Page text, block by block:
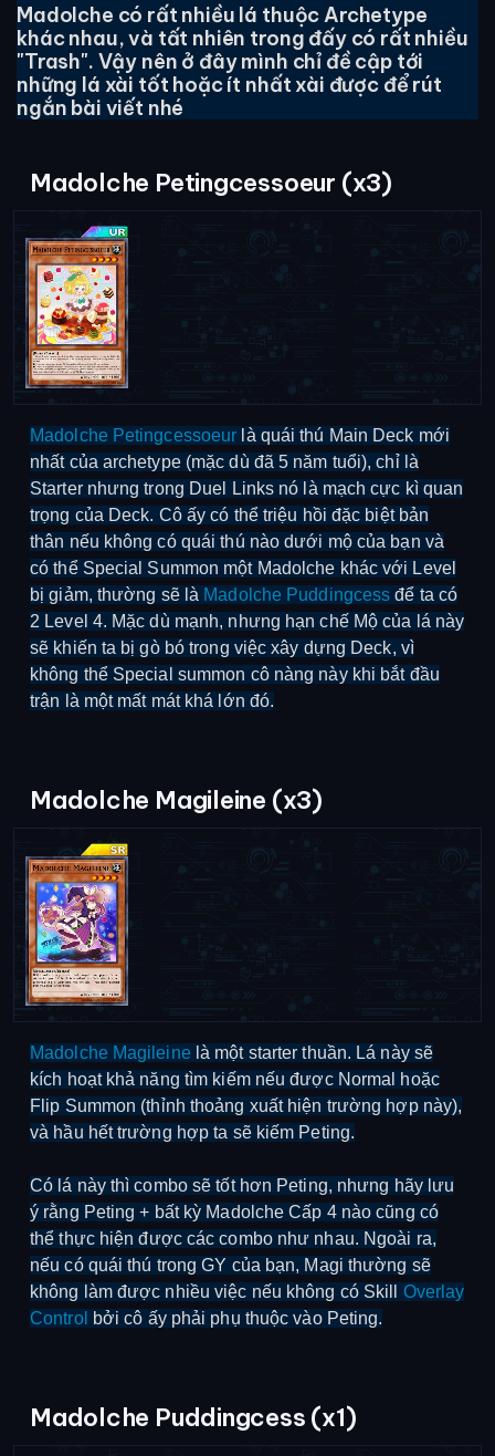
Madolche có rất nhiều lá thuộc Archetype
khác nhau, và tất nhiên trong đấy có rất nhiều
"Trash". Vậy nên ở đây mình chỉ đề cập tới
những lá xài tốt hoặc ít nhất xài được để rút
ngắn bài viết nhé
Madolche Petingcessoeur (x3)
Madolche Petingcessoeur là quái thú Main Deck mới
nhất của archetype (mặc dù đã 5 năm tuổi), chỉ là
Starter nhưng trong Duel Links nó là mạch cực kì quan
trọng của Deck. Cô ấy có thể triệu hồi đặc biệt bản
thân nếu không có quái thú nào dưới mộ của bạn và
có thể Special Summon một Madolche khác với Level
bị giảm, thường sẽ là Madolche Puddingcess để ta có
2 Level 4. Mặc dù mạnh, nhưng hạn chế Mộ của lá này
sẽ khiến ta bị gò bó trong việc xây dựng Deck, vì
không thể Special summon cô nàng này khi bắt đầu
trận là một mất mát khá lớn đó.
Madolche Magileine (x3)
Madolche Magileine là một starter thuần. Lá này sẽ
kích hoạt khả năng tìm kiếm nếu được Normal hoặc
Flip Summon (thỉnh thoảng xuất hiện trường hợp này),
và hầu hết trường hợp ta sẽ kiếm Peting.
Có lá này thì combo sẽ tốt hơn Peting, nhưng hãy lưu
ý rằng Peting + bất kỳ Madolche Cấp 4 nào cũng có
thể thực hiện được các combo như nhau. Ngoài ra,
nếu có quái thú trong GY của bạn, Magi thường sẽ
không làm được nhiều việc nếu không có Skill
Overlay
Control bởi cô ấy phải phụ thuộc vào Peting.
Madolche Puddingcess (x1)